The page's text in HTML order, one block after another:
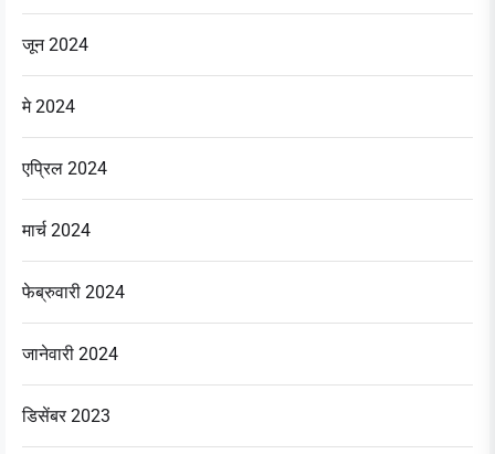
जून 2024
मे 2024
एप्रिल 2024
मार्च 2024
फेब्रुवारी 2024
जानेवारी 2024
डिसेंबर 2023